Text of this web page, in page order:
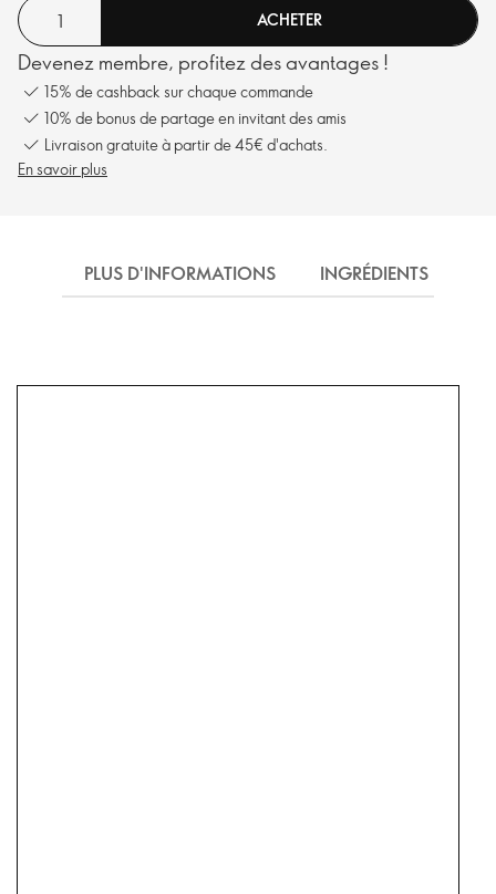
ACHETER
Devenez membre, profitez des avantages !
15% de cashback sur chaque commande
10% de bonus de partage en invitant des amis
Livraison gratuite à partir de 45€ d'achats.
En savoir plus
PLUS D'INFORMATIONS INGRÉDIENTS